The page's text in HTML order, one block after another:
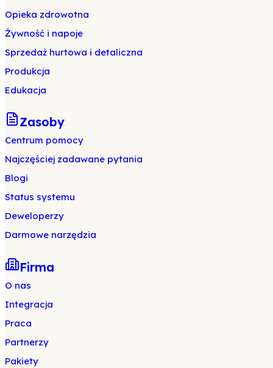
Opieka zdrowotna
Żywność i napoje
Sprzedaż hurtowa i detaliczna
Produkcja
Edukacja
Zasoby
Centrum pomocy
Najczęściej zadawane pytania
Blogi
Status systemu
Deweloperzy
Darmowe narzędzia
Firma
O nas
Integracja
Praca
Partnerzy
Pakiety